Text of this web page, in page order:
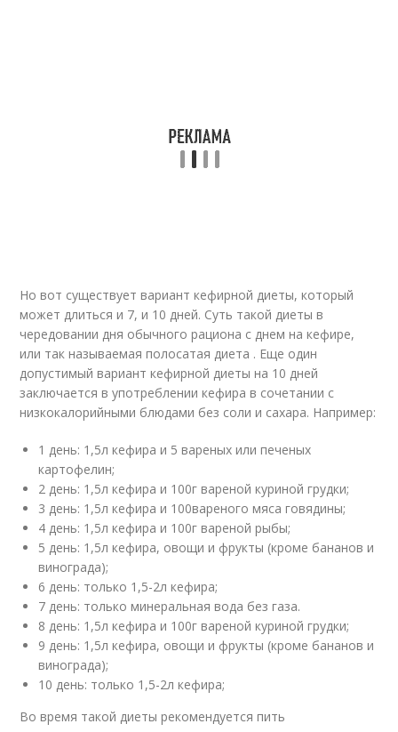
Но вот существует вариант кефирной диеты, который
может длиться и 7, и 10 дней. Суть такой диеты в
чередовании дня обычного рациона с днем на кефире,
или так называемая полосатая диета . Еще один
допустимый вариант кефирной диеты на 10 дней
заключается в употреблении кефира в сочетании с
низкокалорийными блюдами без соли и сахара. Например:
1 день: 1,5л кефира и 5 вареных или печеных
картофелин;
2 день: 1,5л кефира и 100г вареной куриной грудки;
3 день: 1,5л кефира и 100вареного мяса говядины;
4 день: 1,5л кефира и 100г вареной рыбы;
5 день: 1,5л кефира, овощи и фрукты (кроме бананов и
винограда);
6 день: только 1,5-2л кефира;
7 день: только минеральная вода без газа.
8 день: 1,5л кефира и 100г вареной куриной грудки;
9 день: 1,5л кефира, овощи и фрукты (кроме бананов и
винограда);
10 день: только 1,5-2л кефира;
Во время такой диеты рекомендуется пить